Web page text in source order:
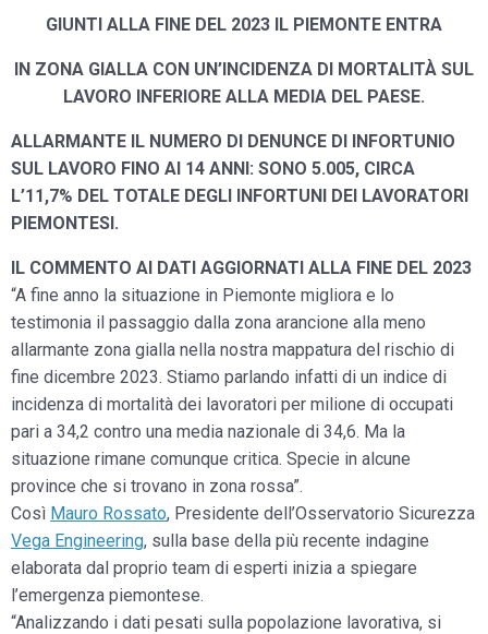
GIUNTI ALLA FINE DEL 2023 IL PIEMONTE ENTRA
IN ZONA GIALLA CON UN’INCIDENZA DI MORTALITÀ SUL
LAVORO INFERIORE ALLA MEDIA DEL PAESE.
ALLARMANTE IL NUMERO DI DENUNCE DI INFORTUNIO
SUL LAVORO FINO AI 14 ANNI: SONO 5.005, CIRCA
L’11,7% DEL TOTALE DEGLI INFORTUNI DEI LAVORATORI
PIEMONTESI.
IL COMMENTO AI DATI AGGIORNATI ALLA FINE DEL 2023
“A fine anno la situazione in Piemonte migliora e lo
testimonia il passaggio dalla zona arancione alla meno
allarmante zona gialla nella nostra mappatura del rischio di
fine dicembre 2023. Stiamo parlando infatti di un indice di
incidenza di mortalità dei lavoratori per milione di occupati
pari a 34,2 contro una media nazionale di 34,6. Ma la
situazione rimane comunque critica. Specie in alcune
province che si trovano in zona rossa”.
Così Mauro Rossato, Presidente dell’Osservatorio Sicurezza
Vega Engineering, sulla base della più recente indagine
elaborata dal proprio team di esperti inizia a spiegare
l’emergenza piemontese.
“Analizzando i dati pesati sulla popolazione lavorativa, si